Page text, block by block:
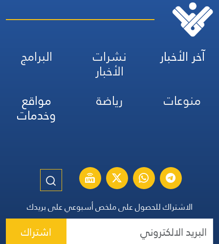
آخر الأخبار نشرات
الأخبار
البرامج
منوعات
رياضة مواقع
وخدمات
الاشتراك للحصول على ملخص أسبوعي على بريدك
اشتراك